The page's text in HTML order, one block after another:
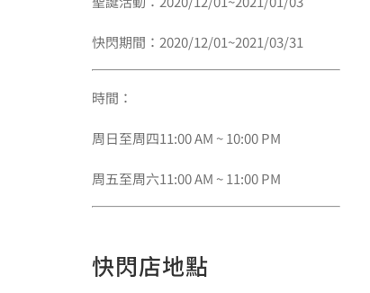
快閃期間：2020/12/01~2021/03/31
時間：
周日至周四11:00 AM ~ 10:00 PM
周五至周六11:00 AM ~ 11:00 PM
快閃店地點